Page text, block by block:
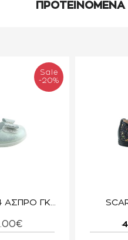
ΠΡΟΤΕΙΝΟΜΕΝΑ
Sale
-20%